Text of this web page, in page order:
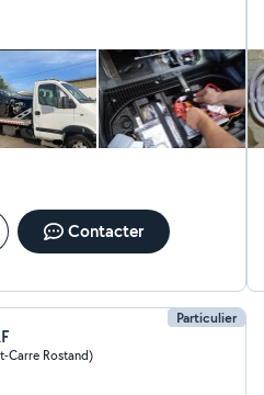
véhicule
. Nous vous
véhicule soit a votre
un garage adapté à vos
Contacter
Particulier
Carre Rostand)